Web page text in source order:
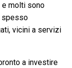
e molti sono
spesso
vicini a servizi
a investire